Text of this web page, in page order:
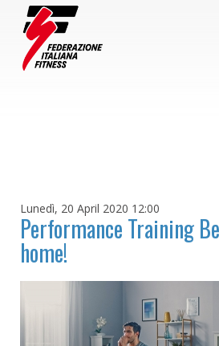
Lunedì, 20 April 2020 12:00
Performance Training
home!